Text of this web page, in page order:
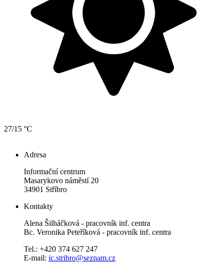
27/15 °C
Adresa
Informační centrum
Masarykovo náměstí 20
34901 Stříbro
Kontakty
Alena Šilháčková - pracovník inf. centra
Bc. Veronika Peteříková - pracovník inf. centra
Tel.: +420 374 627 247
E-mail: ic.stribro@seznam.cz